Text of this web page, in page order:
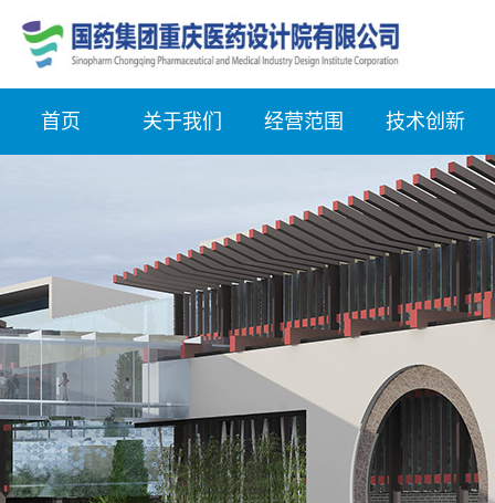
首页 关于我们 经营范围 技术创新